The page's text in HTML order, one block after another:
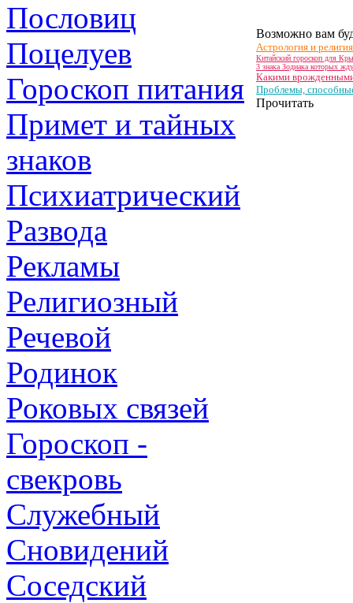
Пословиц
Поцелуев
Гороскоп питания
Примет и тайных
знаков
Психиатрический
Развода
Рекламы
Религиозный
Речевой
Родинок
Роковых связей
Гороскоп -
свекровь
Служебный
Сновидений
Соседский
Возможно вам
Астрология и религия
Китайский гороскоп для
3 знака Зодиака которых
Какими врожденными
Проблемы,
Прочитать